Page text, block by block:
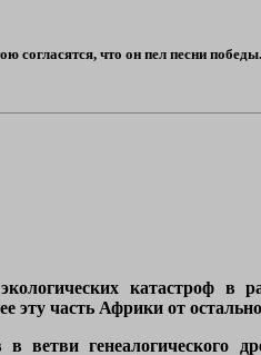
что он пел песни
катастроф
эту часть Африки от
ветви генеалогического